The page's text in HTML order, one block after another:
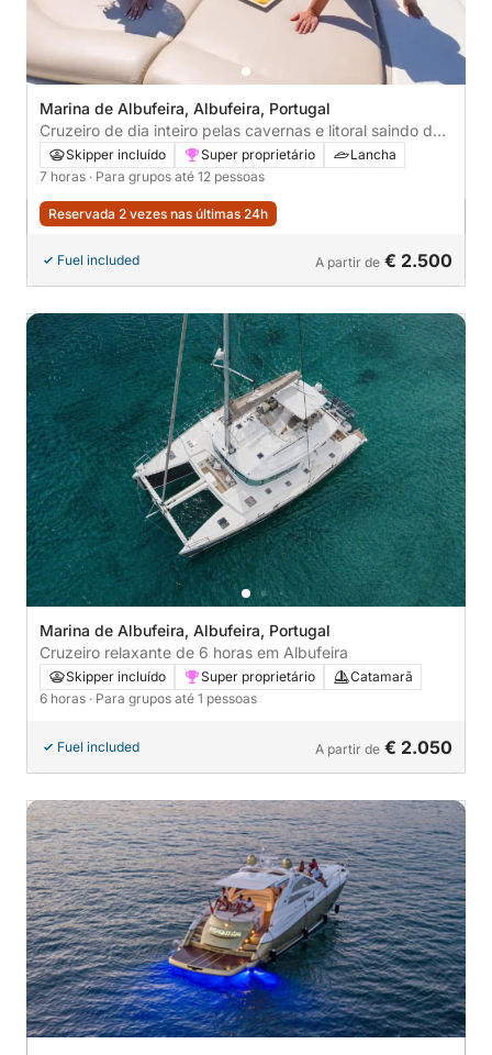
Marina de Albufeira, Albufeira, Portugal
Cruzeiro de dia inteiro pelas cavernas e litoral saindo de
Albufeira – 7 horas
Skipper incluído Super proprietário
Lancha
7 horas · Para grupos até 12 pessoas
Reservada 2 vezes nas últimas 24h
Fuel included A partir de € 2.500
Marina de Albufeira, Albufeira, Portugal
Cruzeiro relaxante de 6 horas em Albufeira
Skipper incluído Super proprietário
Catamarã
6 horas · Para grupos até 1 pessoas
Fuel included A partir de € 2.050